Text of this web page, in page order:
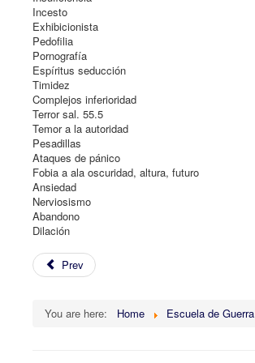
Incesto
Exhibicionista
Pedofilia
Pornografía
Espíritus seducción
Timidez
Complejos inferioridad
Terror sal. 55.5
Temor a la autoridad
Pesadillas
Ataques de pánico
Fobia a ala oscuridad, altura, futuro
Ansiedad
Nerviosismo
Abandono
Dilación
Prev
You are here: Home Escuela de Guerra